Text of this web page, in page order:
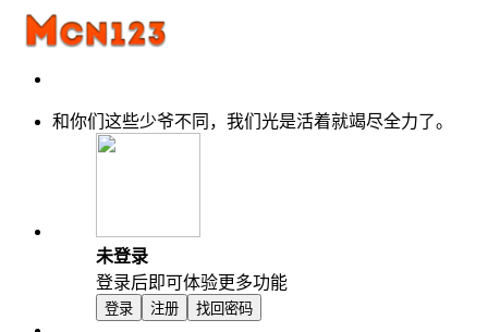
和你们这些少爷不同，我们光是活着就竭尽全力了。
未登录
登录后即可体验更多功能
登录 注册 找回密码